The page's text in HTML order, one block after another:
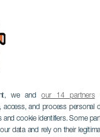
we andour 14 partners
access, and process personal
and cookie identifiers. Some
data and rely on their